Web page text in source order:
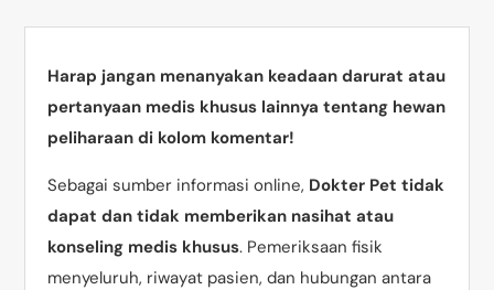
Harap jangan menanyakan keadaan darurat atau
pertanyaan medis khusus lainnya tentang hewan
peliharaan di kolom komentar!
Sebagai sumber informasi online, Dokter Pet tidak
dapat dan tidak memberikan nasihat atau
konseling medis khusus. Pemeriksaan fisik
menyeluruh, riwayat pasien, dan hubungan antara